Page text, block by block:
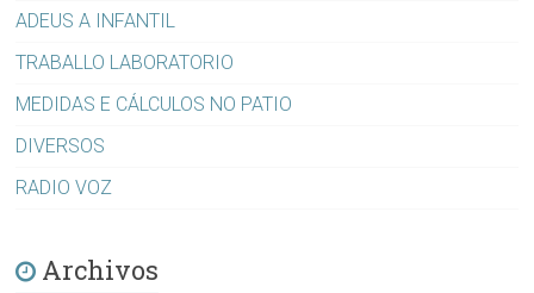
ADEUS A INFANTIL
TRABALLO LABORATORIO
MEDIDAS E CÁLCULOS NO PATIO
DIVERSOS
RADIO VOZ
Archivos